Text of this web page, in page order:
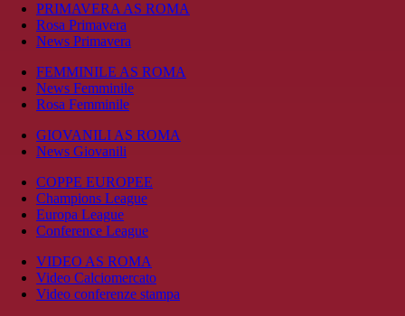
PRIMAVERA AS ROMA
Rosa Primavera
News Primavera
FEMMINILE AS ROMA
News Femminile
Rosa Femminile
GIOVANILI AS ROMA
News Giovanili
COPPE EUROPEE
Champions League
Europa League
Conference League
VIDEO AS ROMA
Video Calciomercato
Video conferenze stampa